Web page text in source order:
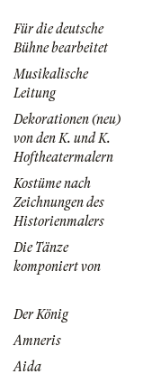
Für die deutsche
Bühne bearbeitet
Musikalische
Leitung
Dekorationen (neu)
von den K. und K.
Hoftheatermalern
Kostüme nach
Zeichnungen des
Historienmalers
Die Tänze
komponiert von
Der König
Amneris
Aida